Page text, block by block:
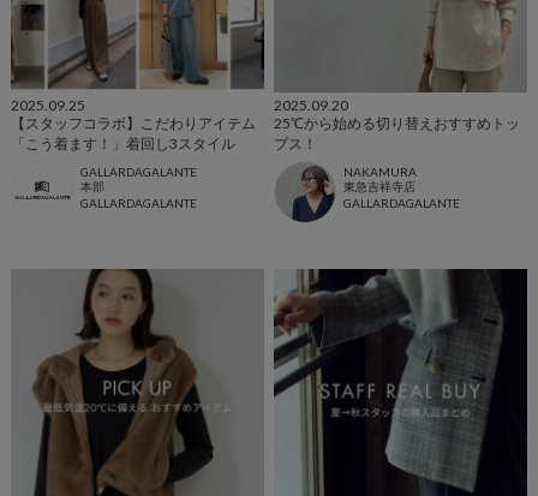
2025.09.25
【スタッフコラボ】こだわりアイテム
「こう着ます！」着回し3スタイル
GALLARDAGALANTE
本部
GALLARDAGALANTE
2025.09.20
25℃から始める切り替えおすすめトッ
プス！
NAKAMURA
東急吉祥寺店
GALLARDAGALANTE